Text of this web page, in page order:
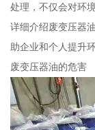
处理，不仅会对环
详细介绍废变压器
助企业和个人提升
废变压器油的危害